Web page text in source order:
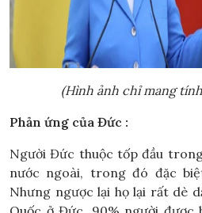
(Hình ảnh chỉ mang
Phản ứng của Đức :
Người Đức thuộc tốp đầu
nước ngoài, trong đó đặc
Nhưng ngược lại họ lại rất dè